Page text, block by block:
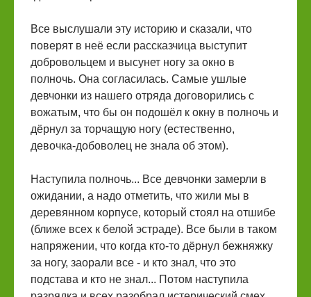
Все выслушали эту историю и сказали, что
поверят в неё если рассказчица выступит
добровольцем и высунет ногу за окно в
полночь. Она согласилась. Самые ушлые
девчонки из нашего отряда договорились с
вожатым, что бы он подошёл к окну в полночь и
дёрнул за торчащую ногу (естественно,
девочка-добоволец не знала об этом).
Наступила полночь... Все девчонки замерли в
ожидании, а надо отметить, что жили мы в
деревянном корпусе, который стоял на отшибе
(ближе всех к белой эстраде). Все были в таком
напряжении, что когда кто-то дёрнул бежняжку
за ногу, заорали все - и кто знал, что это
подстава и кто не знал... Потом наступила